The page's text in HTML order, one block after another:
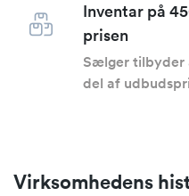
Inventar på
prisen
Sælger tilbyder
del af
Virksomhedens